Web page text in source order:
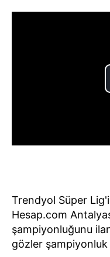
Trendyol Süper
Hesap.com
şampiyonluğunu
gözler şampiyonluk